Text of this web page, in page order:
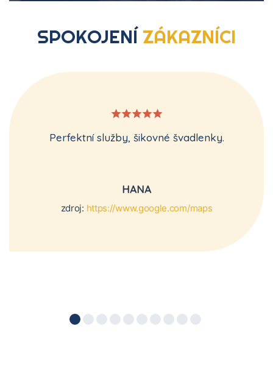
SPOKOJENÍ ZÁKAZNÍCI
Perfektní služby, šikovné švadlenky.
HANA
zdroj: https://www.google.com/maps